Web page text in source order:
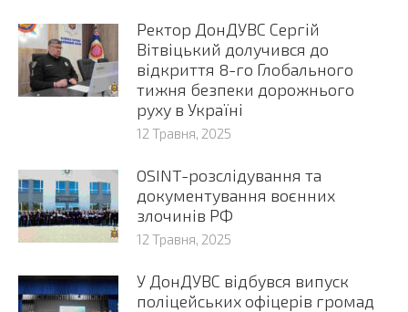
Ректор ДонДУВС Сергій
Вітвіцький долучився до
відкриття 8-го Глобального
тижня безпеки дорожнього
руху в Україні
12 Травня, 2025
OSINT-розслідування та
документування воєнних
злочинів РФ
12 Травня, 2025
У ДонДУВС відбувся випуск
поліцейських офіцерів громад